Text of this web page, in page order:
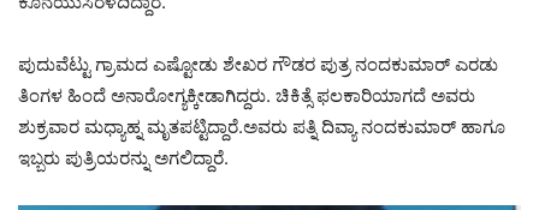
ಪುದುವೆಟ್ಟು ಗ್ರಾಮದ ಎಷ್ಟೋಡು ಶೇಖರ ಗೌಡರ ಪುತ್ರ ನಂದಕುಮಾ‌ರ್ ಎರಡು
ತಿಂಗಳ ಹಿಂದೆ ಅನಾರೋಗ್ಯಕ್ಕೀಡಾಗಿದ್ದರು. ಚಿಕಿತ್ಸೆ ಫಲಕಾರಿಯಾಗದೆ ಅವರು
ಶುಕ್ರವಾರ ಮಧ್ಯಾಹ್ನ ಮೃತಪಟ್ಟಿದ್ದಾರೆ.ಅವರು ಪತ್ನಿ ದಿವ್ಯಾ ನಂದಕುಮಾ‌ರ್ ಹಾಗೂ
ಇಬ್ಬರು ಪುತ್ರಿಯರನ್ನು ಅಗಲಿದ್ದಾರೆ.